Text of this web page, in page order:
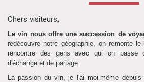
Chers visiteurs,
Le vin nous offre une succession de
redécouvre notre géographie, on remonte
rencontre des gens avec qui on passe
d'échange et de partage.
La passion du vin, je l'ai moi-même